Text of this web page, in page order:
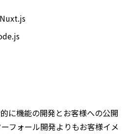
に機能の開発とお客様への公開
フォール開発よりもお客様イメ